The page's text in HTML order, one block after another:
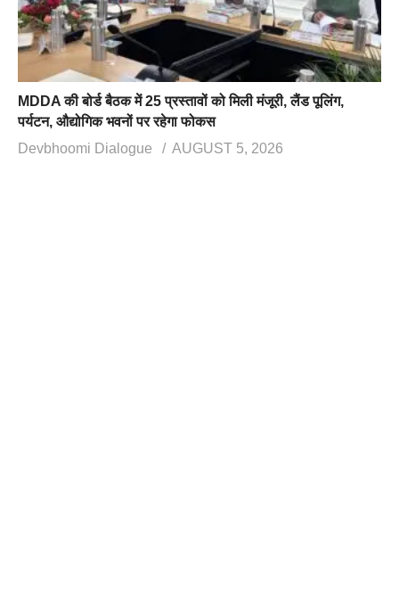
MDDA की बोर्ड बैठक में 25 प्रस्तावों को मिली मंजूरी, लैंड पूलिंग,
पर्यटन, औद्योगिक भवनों पर रहेगा फोकस
Devbhoomi Dialogue
AUGUST 5, 2026